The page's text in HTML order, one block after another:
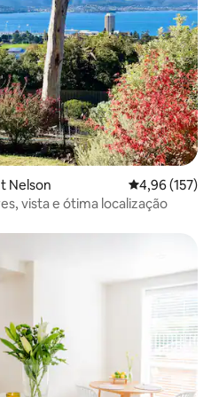
Nelson 4,96 de uma
4,96 (157)
vista e ótima localização